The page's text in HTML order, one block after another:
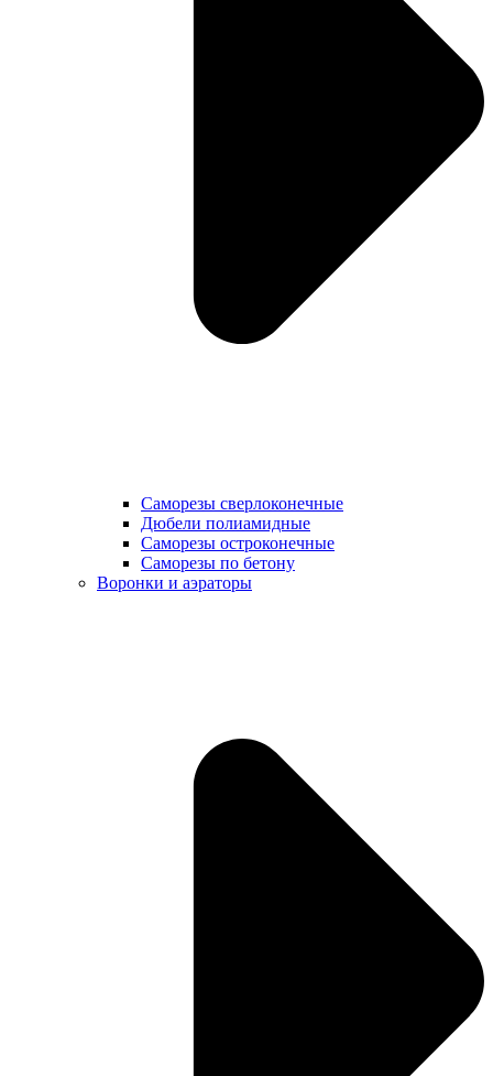
Саморезы сверлоконечные
Дюбели полиамидные
Саморезы остроконечные
Саморезы по бетону
Воронки и аэраторы